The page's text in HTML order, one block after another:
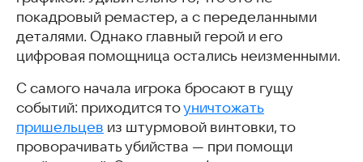
Nova Empire
Stellaris: Galaxy Command
Pixel Starships
Заключение
Часто задаваемые вопросы
покадровый ремастер, а с переделанными
деталями. Однако главный герой и его
цифровая помощница остались неизменными.
С самого начала игрока бросают в гущу
событий: приходится тоуничтожать
пришельцев из штурмовой винтовки, то
проворачивать убийства — при помощи